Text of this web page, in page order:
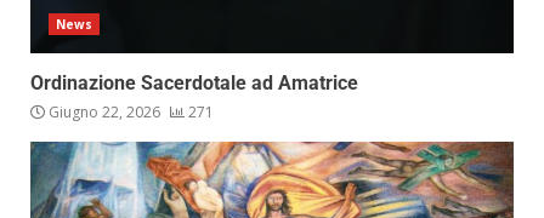
News
Ordinazione Sacerdotale ad Amatrice
Giugno 22, 2026 271